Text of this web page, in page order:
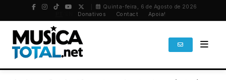
Quinta-feira, 6 de Agosto de 2026
Donativos Contact Apoia!